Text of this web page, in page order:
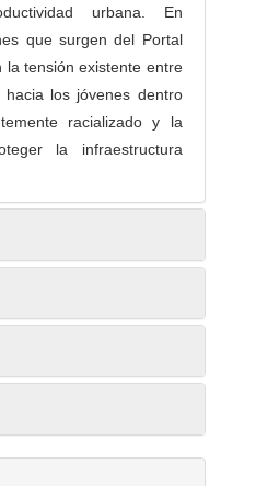
urbana. En
que surgen del Portal
tensión existente entre
hacia los jóvenes dentro
racializado y la
la infraestructura